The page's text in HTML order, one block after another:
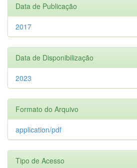
Data de Publicação
2017
Data de Disponibilização
2023
Formato do Arquivo
application/pdf
Tipo de Acesso